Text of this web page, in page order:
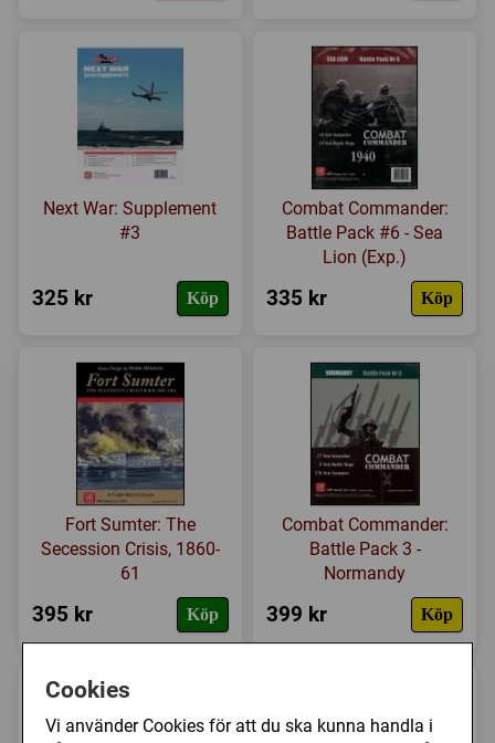
Cookies
Vi använder Cookies för att du ska kunna handla i
Next War: Supplement
#3
325 kr Köp
Combat Commander:
Battle Pack #6 - Sea
Lion (Exp.)
335 kr Köp
Fort Sumter: The
Secession Crisis, 1860-
61
395 kr Köp
Combat Commander:
Battle Pack 3 -
Normandy
399 kr Köp